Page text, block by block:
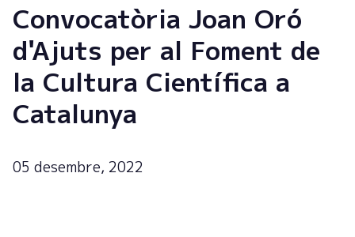
Convocatòria Joan Oró
d'Ajuts per al Foment de
la Cultura Científica a
Catalunya
05 desembre, 2022